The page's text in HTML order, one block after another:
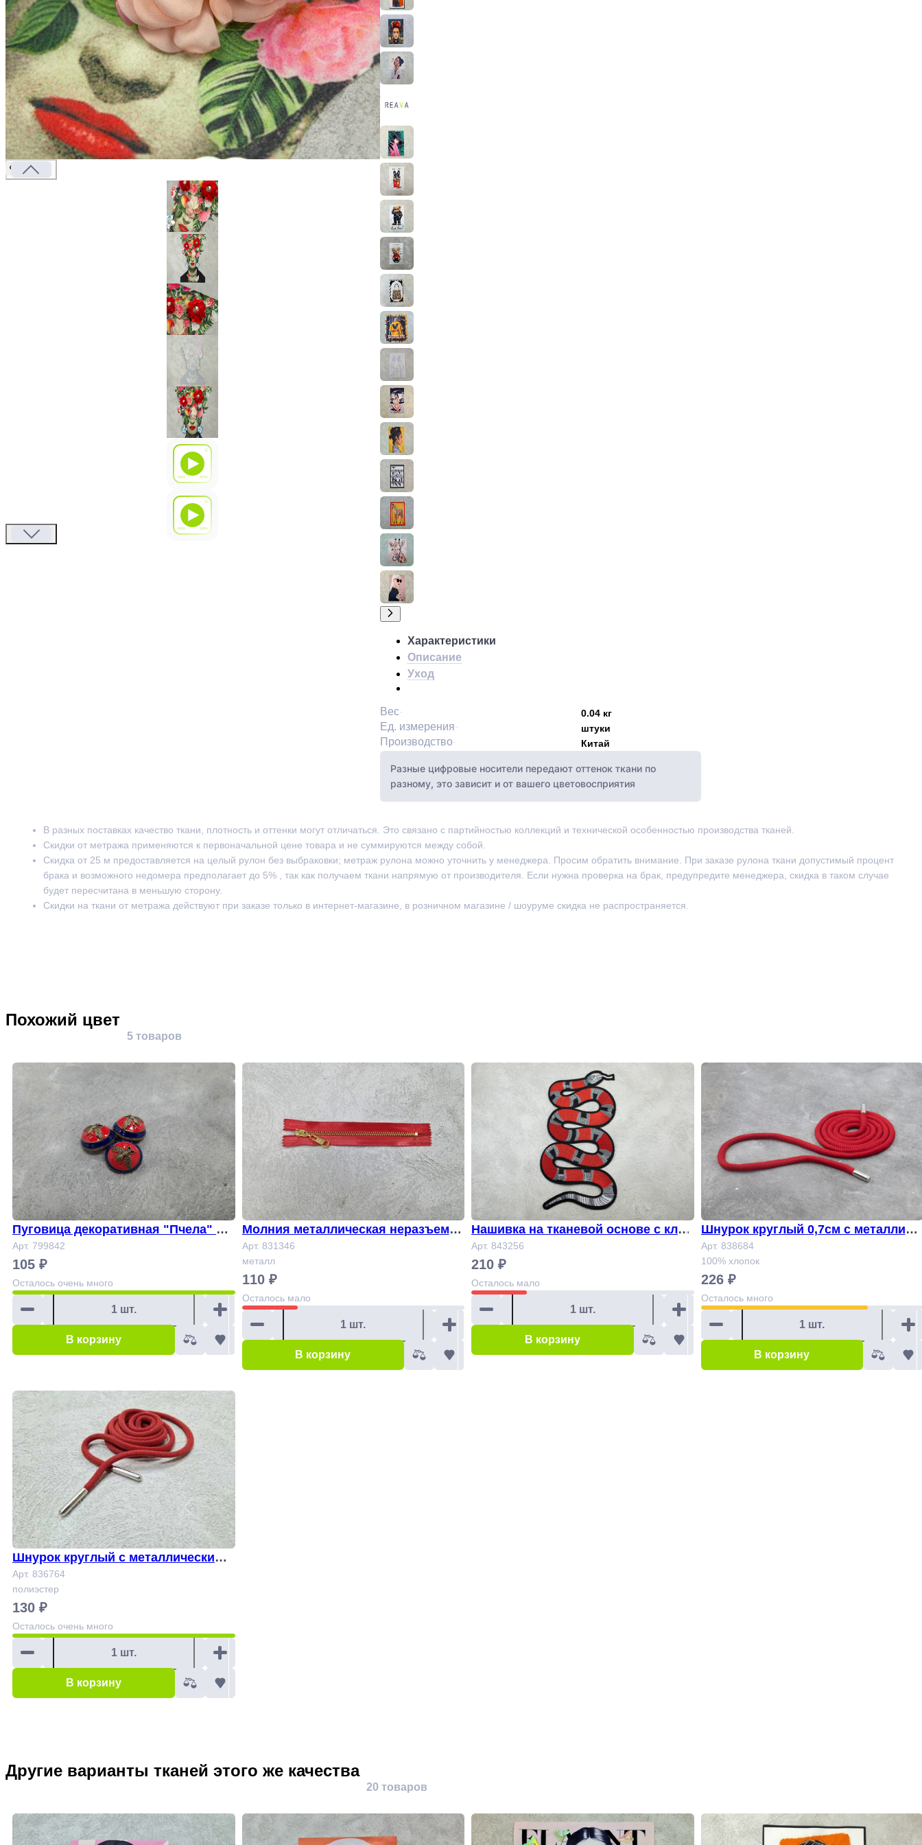
Характеристики
Описание
Уход
Вес 0.04 кг
Ед. измерения штуки
Производство Китай
Разные цифровые носители передают оттенок ткани по
разному, это зависит и от вашего цветовосприятия
В разных поставках качество ткани, плотность и оттенки могут отличаться. Это связано с партийностью коллекций и технической особенностью производства тканей.
Скидки от метража применяются к первоначальной цене товара и не суммируются между собой.
Скидка от 25 м предоставляется на целый рулон без выбраковки; метраж рулона можно уточнить у менеджера. Просим обратить внимание. При заказе рулона ткани допустимый процент
брака и возможного недомера предполагает до 5% , так как получаем ткани напрямую от производителя. Если нужна проверка на брак, предупредите менеджера, скидка в таком случае
будет пересчитана в меньшую сторону.
Скидки на ткани от метража действуют при заказе только в интернет-магазине, в розничном магазине / шоуруме скидка не распространяется.
Похожий цвет
5 товаров
Пуговица декоративная "Пчела" си
не-красная 22 мм Арт. 799842
Арт. 799842
105 ₽
Осталось очень много
В корзину
Молния металлическая неразъемна
я на атласной ленте, 15 см, красная
+ золото Арт 831346
Арт. 831346
металл
110 ₽
Осталось мало
В корзину
Нашивка на тканевой основе с клее
вым слоем "Змея" Арт 843256
Арт. 843256
210 ₽
Осталось мало
В корзину
Шнурок круглый 0,7см с металличе
ским наконечником 140 см, красны
й Арт. 838684
Арт. 838684
100% хлопок
226 ₽
Осталось много
В корзину
Шнурок круглый с металлическим н
аконечником в цвете никель, красн
ый Арт 836764
Арт. 836764
полиэстер
130 ₽
Осталось очень много
В корзину
Другие варианты тканей этого же качества
20 товаров